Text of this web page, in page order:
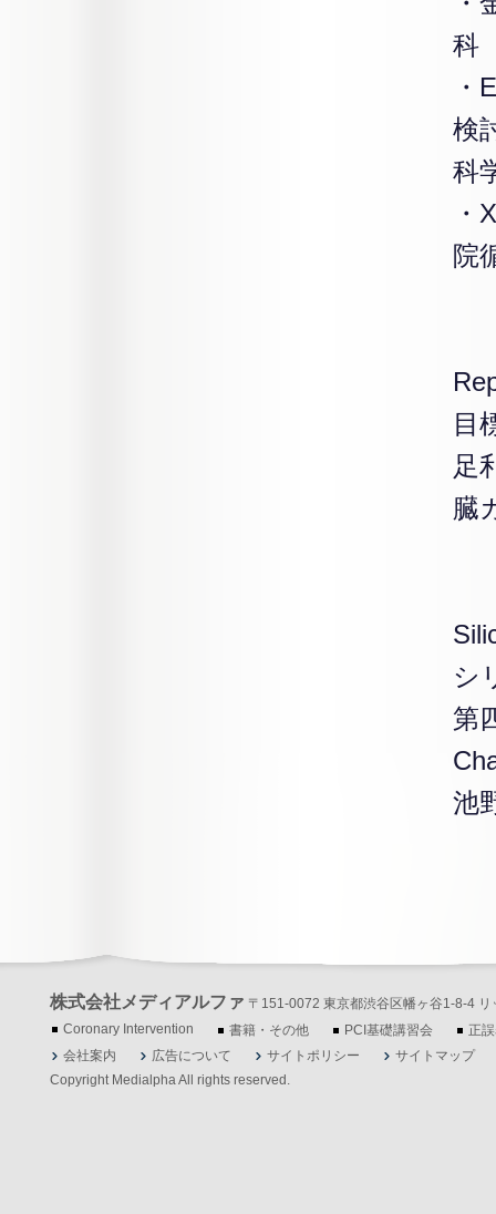
科
検
科
院
目
足
臓
シ
第
池
株式会社メディアルファ 〒151-0072 東京都渋谷区幡ヶ谷1-8-4
Coronary Intervention
書籍・その他 PCI基礎講習会
正
会社案内
広告について サイトポリシー
サイトマップ
Copyright Medialpha All rights reserved.